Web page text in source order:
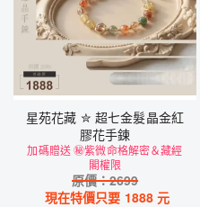
星苑花藏 ✮ 超七金髮晶金紅
膠花手鍊
加碼贈送 ㊙紫微命格解密＆藏經
閣權限
原價：2699
現在特價只要 1888 元